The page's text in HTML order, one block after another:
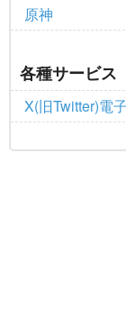
原神
各種サービス
X(旧Twitter)電